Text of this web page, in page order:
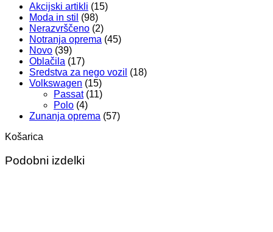
Akcijski artikli (15)
Moda in stil (98)
Nerazvrščeno (2)
Notranja oprema (45)
Novo (39)
Oblačila (17)
Sredstva za nego vozil (18)
Volkswagen (15)
Passat (11)
Polo (4)
Zunanja oprema (57)
Košarica
Podobni izdelki